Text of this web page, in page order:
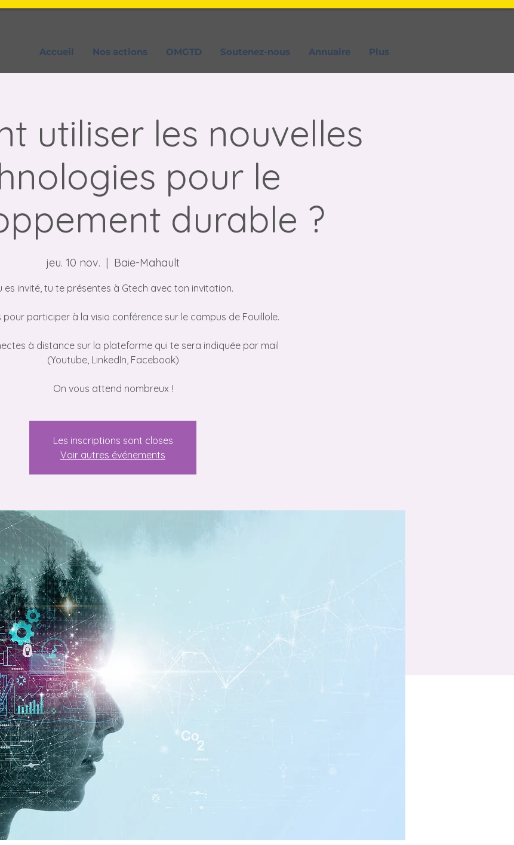
Accueil Nos actions OMGTD Soutenez-nous Annuaire Plus
utiliser les nouvelles
pour le
durable ?
jeu. 10 nov.
  |
Baie-Mahault
es invité, tu te présentes à Gtech avec ton invitation.
pour participer à la visio conférence sur le campus de Fouillole.
à distance sur la plateforme qui te sera indiquée par mail
(Youtube, LinkedIn, Facebook)
Les inscriptions sont closes
Voir autres événements